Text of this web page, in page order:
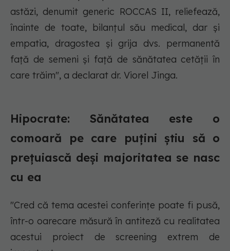
astăzi, denumit generic ROCCAS II, reliefează,
înainte de toate, bilanțul său medical, dar și
empatia, dragostea și grija dvs. permanentă
față de semeni și față de sănătatea cetății în
care trăim", a declarat dr. Viorel Jinga.
Hipocrate: Sănătatea este o
comoară pe care puțini știu să o
prețuiască deși majoritatea se nasc
cu ea
"Cred că tema acestei conferințe poate fi pusă,
într-o oarecare măsură în antiteză cu realitatea
acestui proiect de screening extrem de